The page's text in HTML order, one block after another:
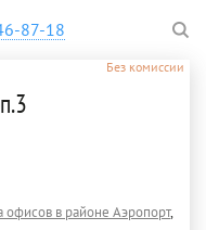
87-18
Без комиссии
офисов в районе Аэропорт,